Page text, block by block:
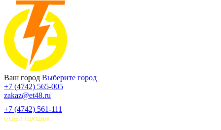
Ваш город Выберите город
+7 (4742) 565-005
zakaz@et48.ru
+7 (4742) 561-111
отдел продаж